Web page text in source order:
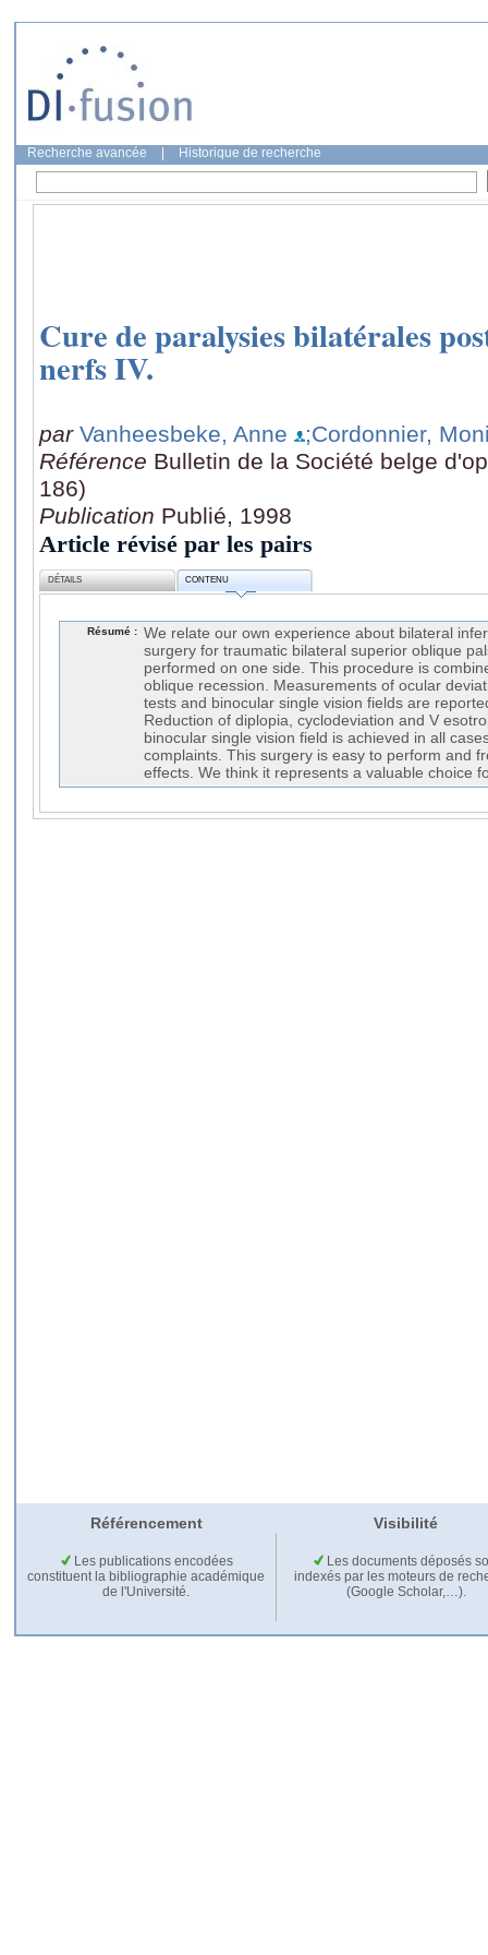
Recherche avancée Historique de recherche
Cure de paralysies bilatérales
nerfs IV.
par Vanheesbeke, Anne
;Cordonnier,
Référence Bulletin de la Société belge
186)
Publication Publié, 1998
Article révisé par les pairs
DÉTAILS CONTENU
Résumé : We relate our own experience about bilateral
surgery for traumatic bilateral superior oblique
performed on one side. This procedure is
oblique recession. Measurements of ocular
tests and binocular single vision fields are
Reduction of diplopia, cyclodeviation and V
binocular single vision field is achieved in all
complaints. This surgery is easy to perform and
effects. We think it represents a valuable choice
Référencement Visibilité
Les publications encodées
constituent la bibliographie académique
de l'Université.
Les documents déposés
indexés par les moteurs de
(Google Scholar,…).